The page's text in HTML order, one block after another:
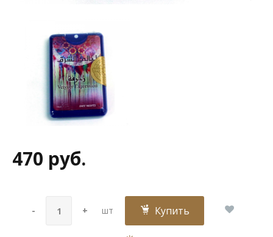
470 руб.
- + шт Купить